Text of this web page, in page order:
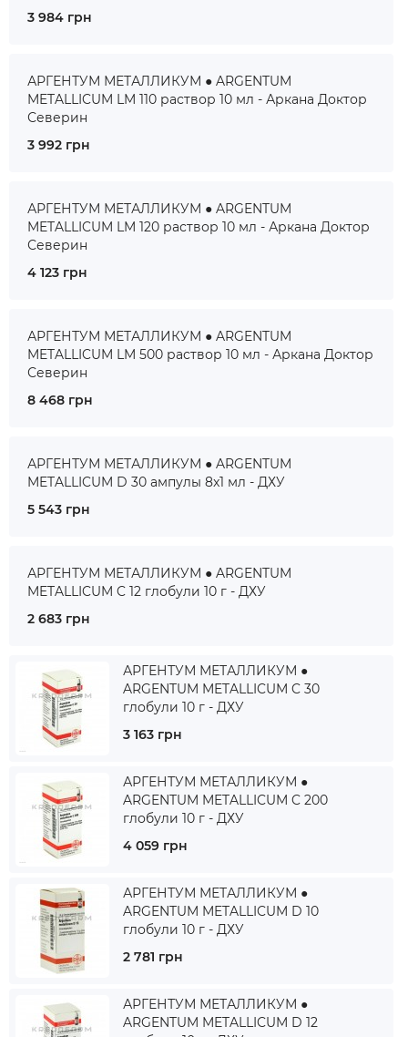
3 984 грн
АРГЕНТУМ МЕТАЛЛИКУМ ● ARGENTUM
METALLICUM LM 110 раствор 10 мл - Аркана Доктор
Северин
3 992 грн
АРГЕНТУМ МЕТАЛЛИКУМ ● ARGENTUM
METALLICUM LM 120 раствор 10 мл - Аркана Доктор
Северин
4 123 грн
АРГЕНТУМ МЕТАЛЛИКУМ ● ARGENTUM
METALLICUM LM 500 раствор 10 мл - Аркана Доктор
Северин
8 468 грн
АРГЕНТУМ МЕТАЛЛИКУМ ● ARGENTUM
METALLICUM D 30 ампулы 8x1 мл - ДХУ
5 543 грн
АРГЕНТУМ МЕТАЛЛИКУМ ● ARGENTUM
METALLICUM C 12 глобули 10 г - ДХУ
2 683 грн
АРГЕНТУМ МЕТАЛЛИКУМ ●
ARGENTUM METALLICUM C 30
глобули 10 г - ДХУ
3 163 грн
АРГЕНТУМ МЕТАЛЛИКУМ ●
ARGENTUM METALLICUM C 200
глобули 10 г - ДХУ
4 059 грн
АРГЕНТУМ МЕТАЛЛИКУМ ●
ARGENTUM METALLICUM D 10
глобули 10 г - ДХУ
2 781 грн
АРГЕНТУМ МЕТАЛЛИКУМ ●
ARGENTUM METALLICUM D 12